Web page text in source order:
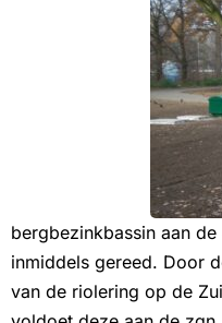
bergbezinkbassin aan
inmiddels gereed. Door
van de riolering op de